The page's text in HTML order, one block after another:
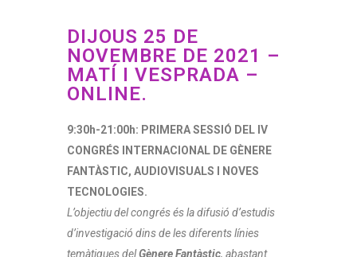
DIJOUS 25 DE
NOVEMBRE DE 2021 –
MATÍ I VESPRADA –
ONLINE.
9:30h-21:00h: PRIMERA SESSIÓ DEL IV
CONGRÉS INTERNACIONAL DE GÈNERE
FANTÀSTIC, AUDIOVISUALS I NOVES
TECNOLOGIES.
L’objectiu del congrés és la difusió d’estudis
d’investigació dins de les diferents línies
temàtiques delGènere Fantàstic, abastant